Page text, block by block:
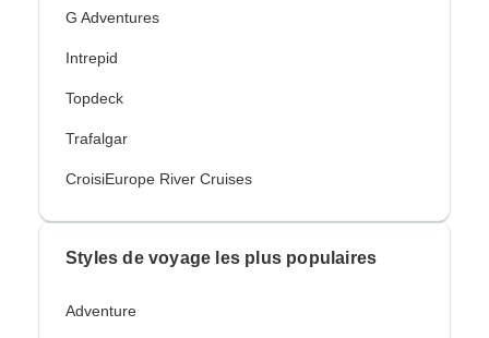
G Adventures
Intrepid
Topdeck
Trafalgar
CroisiEurope River Cruises
Styles de voyage les plus populaires
Adventure